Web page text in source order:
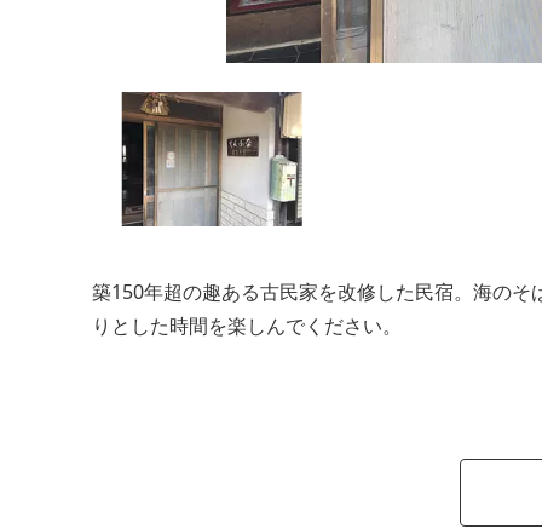
築150年超の趣ある古民家を改修した民宿。海の
りとした時間を楽しんでください。